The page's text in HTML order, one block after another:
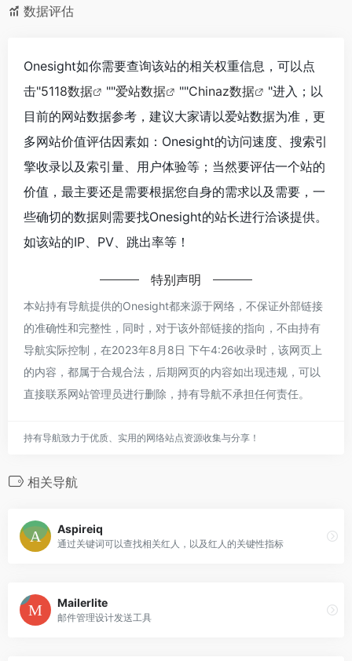
数据评估
Onesight如你需要查询该站的相关权重信息，可以点
击"5118数据 ""爱站数据 ""Chinaz数据
"进入；以
目前的网站数据参考，建议大家请以爱站数据为准，更
多网站价值评估因素如：Onesight的访问速度、搜索引
擎收录以及索引量、用户体验等；当然要评估一个站的
价值，最主要还是需要根据您自身的需求以及需要，一
些确切的数据则需要找Onesight的站长进行洽谈提供。
如该站的IP、PV、跳出率等！
特别声明
本站持有导航提供的Onesight都来源于网络，不保证外部链接
的准确性和完整性，同时，对于该外部链接的指向，不由持有
导航实际控制，在2023年8月8日 下午4:26收录时，该网页上
的内容，都属于合规合法，后期网页的内容如出现违规，可以
直接联系网站管理员进行删除，持有导航不承担任何责任。
持有导航致力于优质、实用的网络站点资源收集与分享！
相关导航
Aspireiq
通过关键词可以查找相关红人，以及红人的关键性指标
Mailerlite
邮件管理设计发送工具